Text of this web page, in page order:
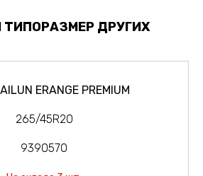
ДРУГИХ
ERANGE PREMIUM
265/45R20
9390570